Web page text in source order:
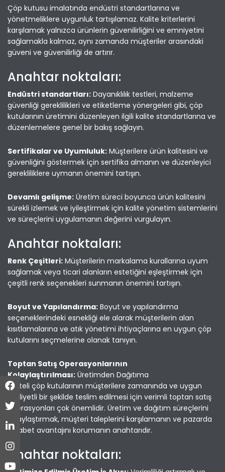
Çöp kutusu imalatında endüstri standartlarına ve
yönetmeliklere uygunluk tartışılamaz. Kalite kriterlerini
karşılamak yalnızca ürünlerin güvenilirliğini ve emniyetini
sağlamakla kalmaz, aynı zamanda müşteriler arasındaki
güveni ve güvenilirliği de artırır.
Anahtar noktaları:
Endüstri standartları: Dayanıklılık testleri, malzeme
güvenliği gereklilikleri ve etiketleme yönergeleri gibi, çöp
kutularının üretimini düzenleyen ilgili kalite standartlarına ve
düzenlemelere genel bir bakış sağlayın.
Sertifikalar ve Uyumluluk: Müşterilere ürün kalitesini ve
güvenliğini göstermek için sertifika almanın ve düzenleyici
gerekliliklere uymanın önemini tartışın.
Devamlı gelişme: Üretim süreci boyunca ürün kalitesini
sürekli izlemek ve iyileştirmek için kalite yönetim sistemlerini
ve süreçlerini uygulamanın değerini vurgulayın.
Anahtar noktaları:
Renk Çeşitleri: Müşterilerin markalama kurallarına uyum
sağlamak veya ticari alanların estetiğini eşleştirmek için
çeşitli renk seçenekleri sunmanın önemini tartışın.
Boyut ve Yapılandırma: Boyut ve yapılandırma
seçeneklerindeki esnekliği ele alarak müşterilerin alan
kısıtlamalarına ve atık yönetimi ihtiyaçlarına en uygun çöp
kutularını seçmelerine olanak tanıyın.
Toptan Satış Operasyonlarının
Kolaylaştırılması: Üretimden Dağıtıma
Kaliteli çöp kutularının müşterilere zamanında ve uygun
maliyetli bir şekilde teslim edilmesi için verimli toptan satış
operasyonları çok önemlidir. Üretim ve dağıtım süreçlerini
kolaylaştırmak, müşteri taleplerini karşılamanın ve pazarda
rekabet avantajını korumanın anahtarıdır.
Anahtar noktaları: